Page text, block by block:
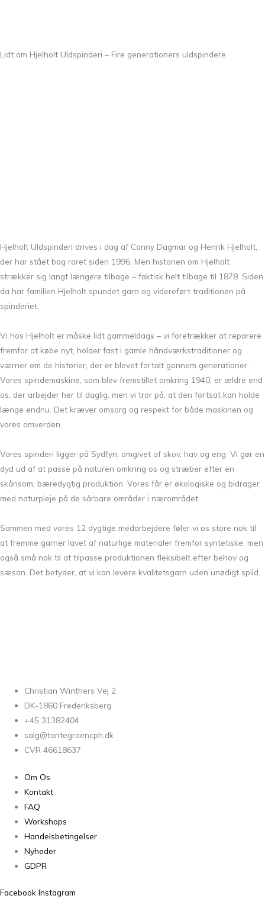
Lidt om Hjelholt Uldspinderi – Fire generationers uldspindere
Hjelholt Uldspinderi drives i dag af Conny Dagmar og Henrik Hjelholt,
der har stået bag roret siden 1996. Men historien om Hjelholt
strækker sig langt længere tilbage – faktisk helt tilbage til 1878. Siden
da har familien Hjelholt spundet garn og videreført traditionen på
spinderiet.
Vi hos Hjelholt er måske lidt gammeldags – vi foretrækker at reparere
fremfor at købe nyt, holder fast i gamle håndværkstraditioner og
værner om de historier, der er blevet fortalt gennem generationer.
Vores spindemaskine, som blev fremstillet omkring 1940, er ældre end
os, der arbejder her til daglig, men vi tror på, at den fortsat kan holde
længe endnu. Det kræver omsorg og respekt for både maskinen og
vores omverden.
Vores spinderi ligger på Sydfyn, omgivet af skov, hav og eng. Vi gør en
dyd ud af at passe på naturen omkring os og stræber efter en
skånsom, bæredygtig produktion. Vores får er økologiske og bidrager
med naturpleje på de sårbare områder i nærområdet.
Sammen med vores 12 dygtige medarbejdere føler vi os store nok til
at fremme garner lavet af naturlige materialer fremfor syntetiske, men
også små nok til at tilpasse produktionen fleksibelt efter behov og
sæson. Det betyder, at vi kan levere kvalitetsgarn uden unødigt spild.
Christian Winthers Vej 2
DK-1860 Frederiksberg
+45 31382404
salg@tantegroencph.dk
CVR 46618637
Om Os
Kontakt
FAQ
Workshops
Handelsbetingelser
Nyheder
GDPR
Facebook Instagram